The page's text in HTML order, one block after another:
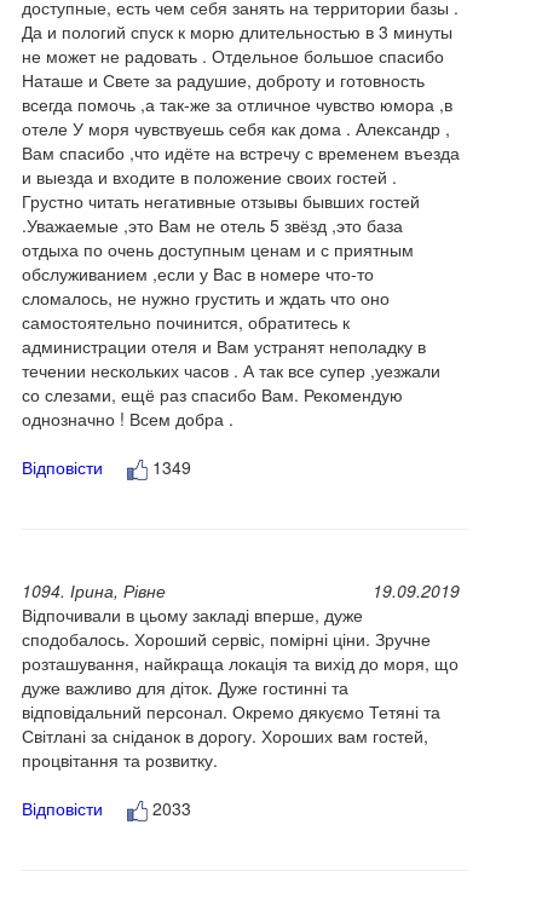
доступные, есть чем себя занять на территории базы .
Да и пологий спуск к морю длительностью в 3 минуты
не может не радовать . Отдельное большое спасибо
Наташе и Свете за радушие, доброту и готовность
всегда помочь ,а так-же за отличное чувство юмора ,в
отеле У моря чувствуешь себя как дома . Александр ,
Вам спасибо ,что идёте на встречу с временем въезда
и выезда и входите в положение своих гостей .
Грустно читать негативные отзывы бывших гостей
.Уважаемые ,это Вам не отель 5 звёзд ,это база
отдыха по очень доступным ценам и с приятным
обслуживанием ,если у Вас в номере что-то
сломалось, не нужно грустить и ждать что оно
самостоятельно починится, обратитесь к
администрации отеля и Вам устранят неполадку в
течении нескольких часов . А так все супер ,уезжали
со слезами, ещё раз спасибо Вам. Рекомендую
однозначно ! Всем добра .
Відповісти
1349
1094. Ірина, Рівне
19.09.2019
Відпочивали в цьому закладі вперше, дуже
сподобалось. Хороший сервіс, помірні ціни. Зручне
розташування, найкраща локація та вихід до моря, що
дуже важливо для діток. Дуже гостинні та
відповідальний персонал. Окремо дякуємо Тетяні та
Світлані за сніданок в дорогу. Хороших вам гостей,
процвітання та розвитку.
Відповісти
2033